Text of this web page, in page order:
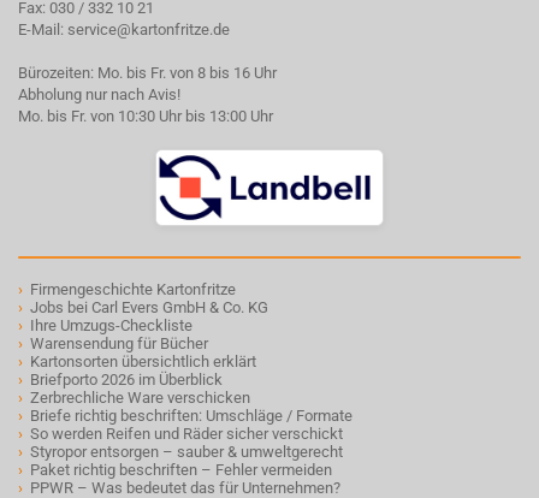
Fax: 030 / 332 10 21
E-Mail: service@kartonfritze.de
Bürozeiten: Mo. bis Fr. von 8 bis 16 Uhr
Abholung nur nach Avis!
Mo. bis Fr. von 10:30 Uhr bis 13:00 Uhr
› Firmengeschichte Kartonfritze
› Jobs bei Carl Evers GmbH & Co. KG
› Ihre Umzugs-Checkliste
› Warensendung für Bücher
› Kartonsorten übersichtlich erklärt
› Briefporto 2026 im Überblick
› Zerbrechliche Ware verschicken
› Briefe richtig beschriften: Umschläge / Formate
› So werden Reifen und Räder sicher verschickt
› Styropor entsorgen – sauber & umweltgerecht
› Paket richtig beschriften – Fehler vermeiden
› PPWR – Was bedeutet das für Unternehmen?